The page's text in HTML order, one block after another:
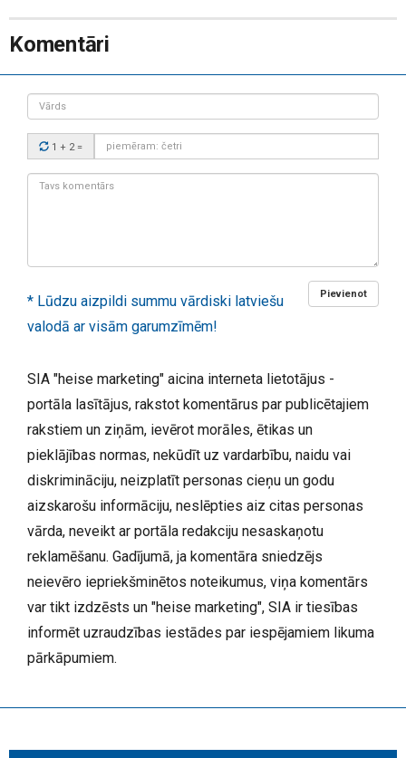
Komentāri
Vārds
Drošības
kods:
1 + 2=
Tavs
Pievienot
* Lūdzu aizpildi summu vārdiski latviešu
valodā ar visām garumzīmēm!
SIA "heise marketing" aicina interneta lietotājus -
portāla lasītājus, rakstot komentārus par publicētajiem
rakstiem un ziņām, ievērot morāles, ētikas un
pieklājības normas, nekūdīt uz vardarbību, naidu vai
diskrimināciju, neizplatīt personas cieņu un godu
aizskarošu informāciju, neslēpties aiz citas personas
vārda, neveikt ar portāla redakciju nesaskaņotu
reklamēšanu. Gadījumā, ja komentāra sniedzējs
neievēro iepriekšminētos noteikumus, viņa komentārs
var tikt izdzēsts un "heise marketing", SIA ir tiesības
informēt uzraudzības iestādes par iespējamiem likuma
pārkāpumiem.